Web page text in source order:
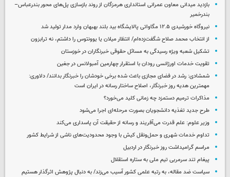
بازدید میدانی معاون عمرانی استانداری هرمزگان از روند بازسازی پل‌های محور بندرعباس–
بندرخمیر
نیروگاه خورشیدی ۱۲.۵ مگاواتی پالایشگاه بید بلند بهبهان وارد مدار تولید شد
از انتخاب محمد صلاح شگفت‌زده‌ام/ انتظار میلان یا یوونتوس را داشتم، نه ترابزون
تشکیل شعبه ویژه رسیدگی به مسائل حقوقی خبرنگاران در خوزستان
تقویت خدمات اورژانسی رودان با استقرار چهارمین آمبولانس در جغین
شمشادی: رشد در فضای مجازی باعث شده برخی خودشان را خبرنگار بدانند/ دلاوری:
مهمترین هدیه‌ روز خبرنگار، اصلاح ساختار رسانه در ایران است
مذاکرات ترمیم دستمزد چه زمانی کلید می‌خورد؟
طرح جدید تغذیه دانشجویان بصورت مرحله‌ای اجرا می‌شود
وزیر علوم: علم قدرت می‌آفریند و رسانه از حقیقت آن پاسداری می‌کند
تداوم خدمات شهری و حمل‌ونقل کیش با وجود محدودیت‌های ناشی از شرایط کشور
مراسم گرامیداشت روز خبرنگار در اردبیل
پیغام تند سرمربی تیم ملی به ستاره استقلال
سیاست ضد مقاله، به رتبه علمی کشور آسیب می‌زند/ به دنبال پژوهش اثرگذار هستیم